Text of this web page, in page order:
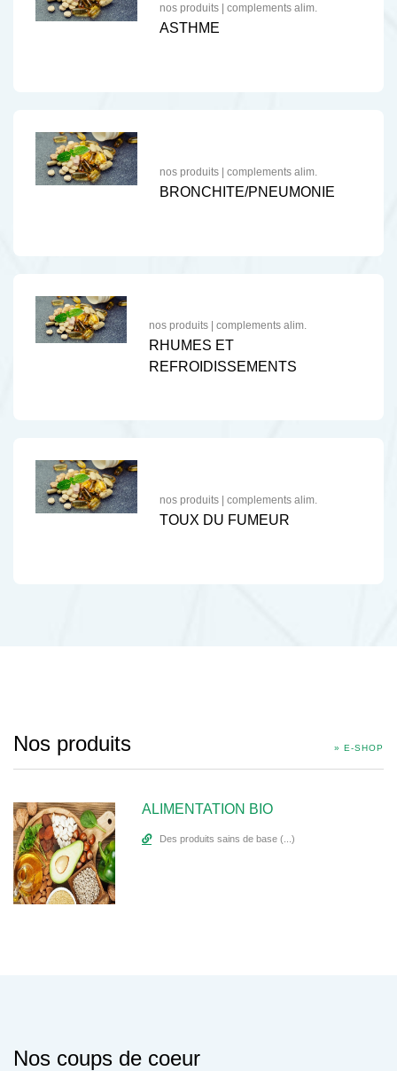
nos produits | complements alim.
ASTHME
nos produits | complements alim.
BRONCHITE/PNEUMONIE
nos produits |complements alim.
RHUMES ET
REFROIDISSEMENTS
nos produits | complements alim.
TOUX DU FUMEUR
Nos produits » E-SHOP
ALIMENTATION BIO
Des produits sains de base (...)
Nos coups de coeur